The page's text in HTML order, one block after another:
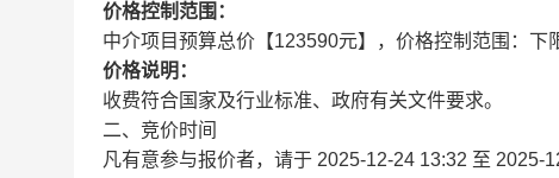
价格控制范围：
中介项目预算总价【123590元】，价格控制范围：下
价格说明：
收费符合国家及行业标准、政府有关文件要求。
二、竞价时间
凡有意参与报价者，请于 2025-12-24 13:32 至 2025-